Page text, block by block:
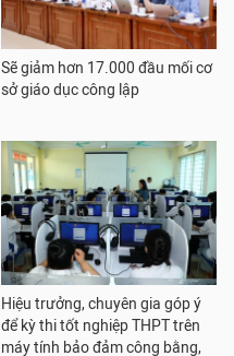
Sẽ giảm hơn 17.000 đầu mối cơ
sở giáo dục công lập
Hiệu trưởng, chuyên gia góp ý
để kỳ thi tốt nghiệp THPT trên
máy tính bảo đảm công bằng,